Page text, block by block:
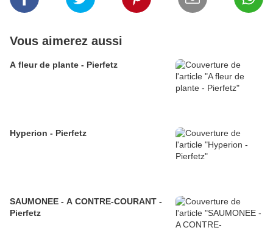
Vous aimerez aussi
A fleur de plante - Pierfetz
Hyperion - Pierfetz
SAUMONEE - A CONTRE-COURANT -
Pierfetz